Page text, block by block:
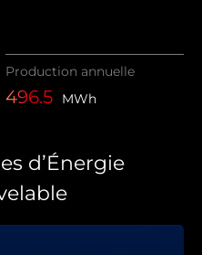
Production annuelle
496.5 MWh
d’Énergie